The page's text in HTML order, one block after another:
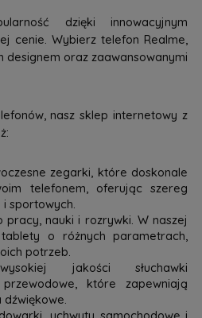
dzięki innowacyjnym
cenie. Wybierz telefon Realme,
designem oraz zaawansowanymi
nasz sklep internetowy z
zegarki, które doskonale
telefonem, oferując szereg
sportowych.
nauki i rozrywki. W naszej
o różnych parametrach,
potrzeb.
jakości słuchawki
które zapewniają
dźwiękowe.